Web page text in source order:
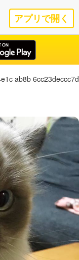
アプリで開く